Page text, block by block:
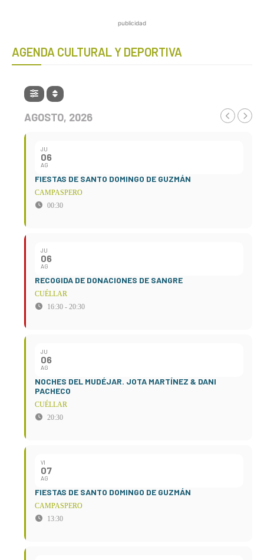
publicidad
AGENDA CULTURAL Y DEPORTIVA
AGOSTO, 2026
JU
06
AG
FIESTAS DE SANTO DOMINGO DE GUZMÁN
CAMPASPERO
00:30
JU
06
AG
RECOGIDA DE DONACIONES DE SANGRE
CUÉLLAR
16:30 - 20:30
JU
06
AG
NOCHES DEL MUDÉJAR. JOTA MARTÍNEZ & DANI
PACHECO
CUÉLLAR
20:30
VI
07
AG
FIESTAS DE SANTO DOMINGO DE GUZMÁN
CAMPASPERO
13:30